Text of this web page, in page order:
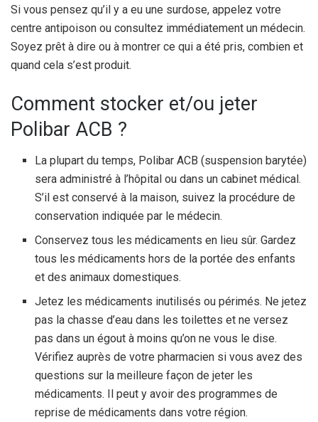
Si vous pensez qu’il y a eu une surdose, appelez votre
centre antipoison ou consultez immédiatement un médecin.
Soyez prêt à dire ou à montrer ce qui a été pris, combien et
quand cela s’est produit.
Comment stocker et/ou jeter
Polibar ACB ?
La plupart du temps, Polibar ACB (suspension barytée)
sera administré à l’hôpital ou dans un cabinet médical.
S’il est conservé à la maison, suivez la procédure de
conservation indiquée par le médecin.
Conservez tous les médicaments en lieu sûr. Gardez
tous les médicaments hors de la portée des enfants
et des animaux domestiques.
Jetez les médicaments inutilisés ou périmés. Ne jetez
pas la chasse d’eau dans les toilettes et ne versez
pas dans un égout à moins qu’on ne vous le dise.
Vérifiez auprès de votre pharmacien si vous avez des
questions sur la meilleure façon de jeter les
médicaments. Il peut y avoir des programmes de
reprise de médicaments dans votre région.